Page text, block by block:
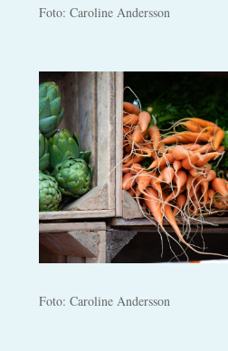
Foto: Caroline Andersson
Foto: Caroline Andersson